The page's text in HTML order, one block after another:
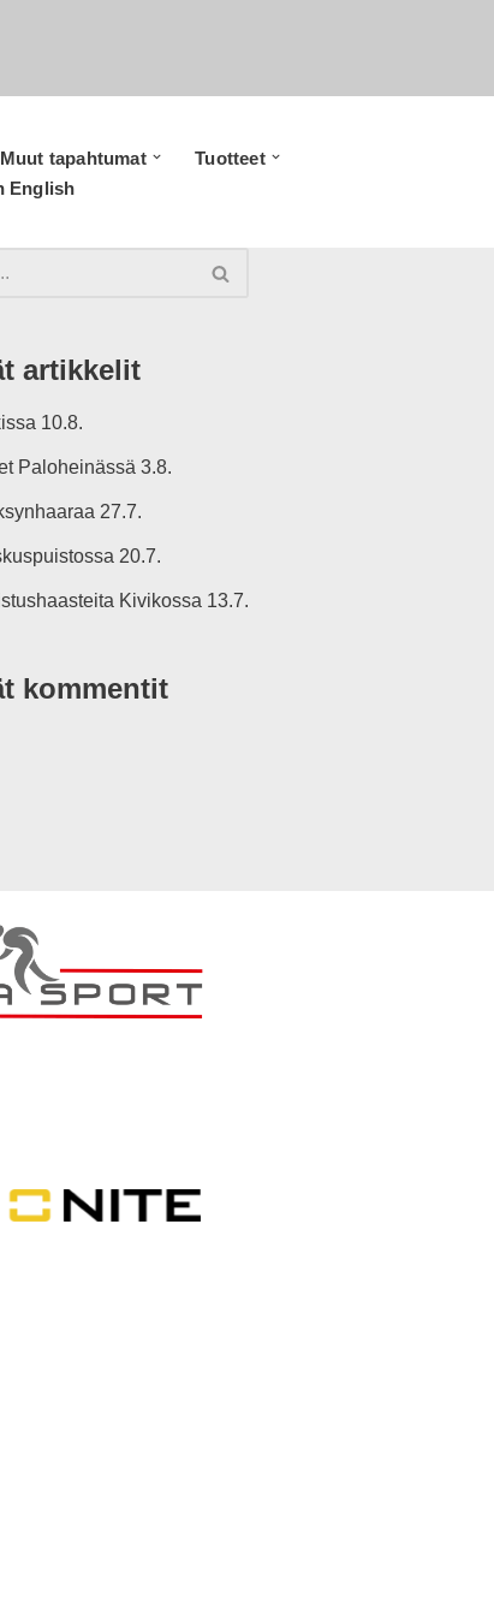
Muut tapahtumat
Tuotteet
English
artikkelit
10.8.
Paloheinässä 3.8.
27.7.
20.7.
Kivikossa 13.7.
kommentit